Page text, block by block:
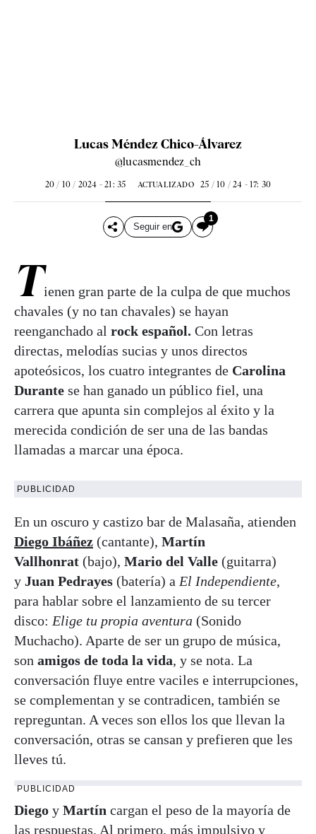
Lucas Méndez Chico-Álvarez
@lucasmendez_ch
20 / 10 / 2024 - 21: 35 ACTUALIZADO 25 / 10 / 24 - 17: 30
Seguir en
1
Tienen gran parte de la culpa de que muchos
chavales (y no tan chavales) se hayan
reenganchado al rock español. Con letras
directas, melodías sucias y unos directos
apoteósicos, los cuatro integrantes de Carolina
Durante se han ganado un público fiel, una
carrera que apunta sin complejos al éxito y la
merecida condición de ser una de las bandas
llamadas a marcar una época.
PUBLICIDAD
En un oscuro y castizo bar de Malasaña, atienden
Diego Ibáñez (cantante), Martín
Vallhonrat (bajo), Mario del Valle (guitarra)
y Juan Pedrayes (batería) a El Independiente,
para hablar sobre el lanzamiento de su tercer
disco: Elige tu propia aventura (Sonido
Muchacho). Aparte de ser un grupo de música,
son amigos de toda la vida, y se nota. La
conversación fluye entre vaciles e interrupciones,
se complementan y se contradicen, también se
repreguntan. A veces son ellos los que llevan la
conversación, otras se cansan y prefieren que les
lleves tú.
PUBLICIDAD
Diego y Martín cargan el peso de la mayoría de
las respuestas. Al primero, más impulsivo y